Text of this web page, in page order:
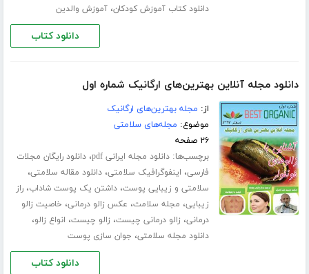
دانلود کتاب آموزش کودکان،آموزش والدین
دانلود کتاب
دانلود مجله آنلاین بهترین‌های ارگانیک شماره اول
از: مجله بهترین‌های ارگانیک
موضوع: مجله‌های سلامتی
۲۶ صفحه
برچسب‌ها:دانلود مجله ایرانی pdf ،دانلود رایگان مجلات
فارسی، اینفوگرافیک سلامتی،دانلود مقاله سلامتی،
سلامتی و زیبایی پوست،داشتن یک پوست شاداب،راز
زیبایی، مجله سلامت، عکس زالو درمانی، خاصیت زالو
درمانی، زالو درمانی چیست، زالو چیست، انواع زالو،
دانلود مجله سلامتی، جوان سازی پوست
دانلود کتاب